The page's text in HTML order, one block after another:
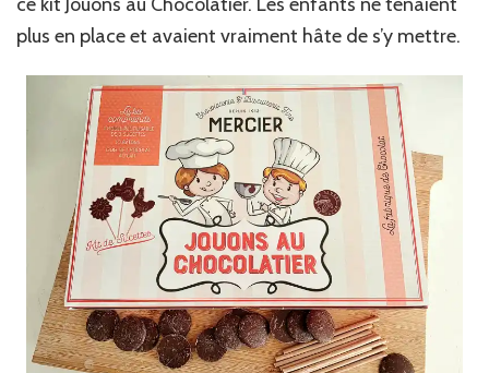
plus en place et avaient vraiment hâte de s’y mettre.